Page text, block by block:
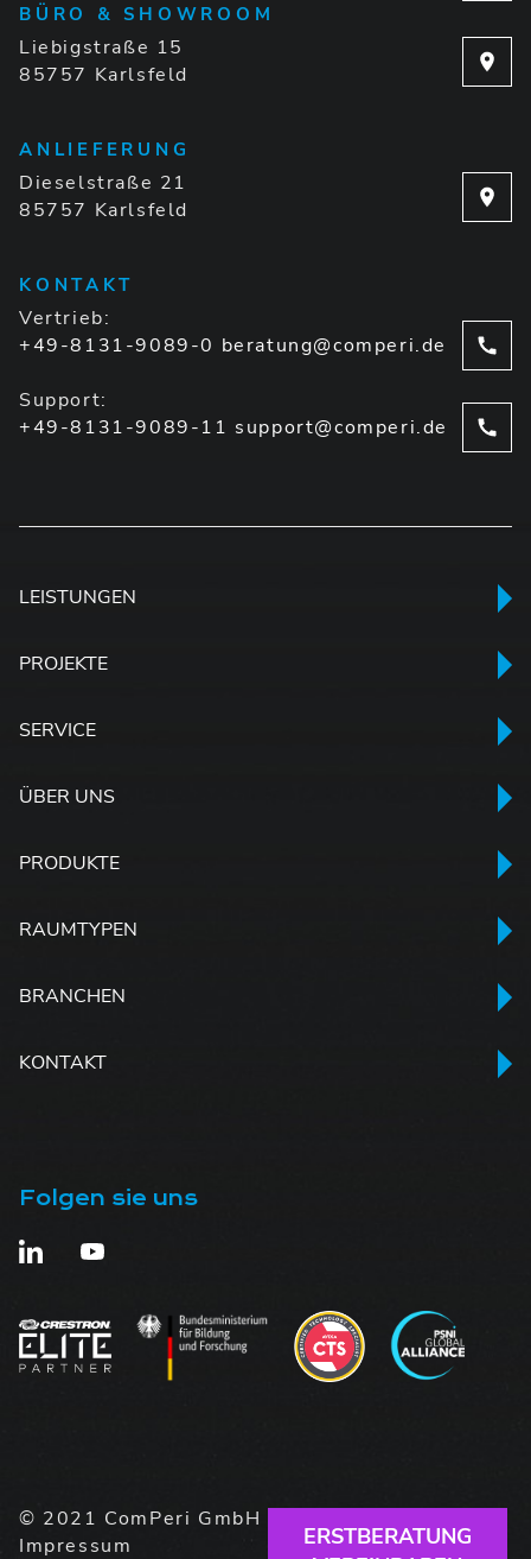
BÜRO & SHOWROOM
Liebigstraße 15
85757 Karlsfeld
ANLIEFERUNG
Dieselstraße 21
85757 Karlsfeld
KONTAKT
Vertrieb:
+49-8131-9089-0 beratung@comperi.de
Support:
+49-8131-9089-11 support@comperi.de
LEISTUNGEN
PROJEKTE
SERVICE
ÜBER UNS
PRODUKTE
RAUMTYPEN
BRANCHEN
KONTAKT
© 2021 ComPeri GmbH |
Impressum
Folgen sie uns
ERSTBERATUNG